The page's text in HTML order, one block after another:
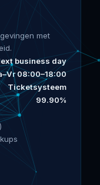
met
business day
08:00–18:00
Ticketsysteem
99.90%